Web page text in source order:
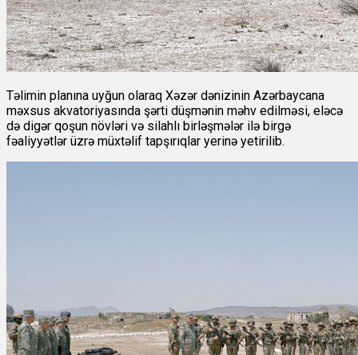
Təlimin planına uyğun olaraq Xəzər dənizinin Azərbaycana
məxsus akvatoriyasında şərti düşmənin məhv edilməsi, eləcə
də digər qoşun növləri və silahlı birləşmələr ilə birgə
fəaliyyətlər üzrə müxtəlif tapşırıqlar yerinə yetirilib.